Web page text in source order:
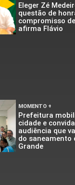
Eleger Zé
questão de
compromisso
afirma Flávio
MOMENTO +
Prefeitura
cidade e
audiência que
do saneamento
Grande